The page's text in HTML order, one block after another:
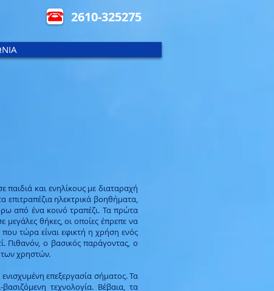
2610-325275
παιδιά και ενηλίκους με διαταραχή
ηλεκτρικά βοηθήματα,
από ένα κοινό τραπέζι. Τα πρώτα
μεγάλες θήκες, οι οποίες έπρεπε να
τώρα είναι εφικτή η χρήση ενός
Πιθανόν, ο βασικός παράγοντας, ο
των χρηστών.
επεξεργασία σήματος. Τα
τεχνολογία. Βέβαια, τα